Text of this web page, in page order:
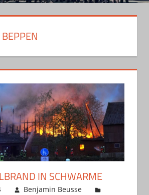
BEPPEN
IN SCHWARME
Benjamin Beusse